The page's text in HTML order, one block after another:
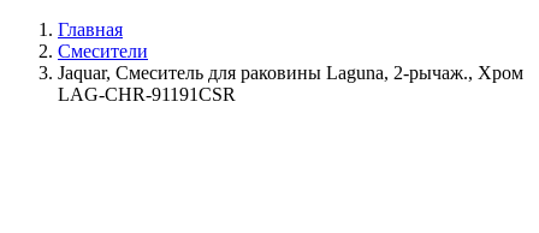
Главная
Смесители
Jaquar, Смеситель для раковины Laguna, 2-рычаж., Хром
LAG-CHR-91191CSR